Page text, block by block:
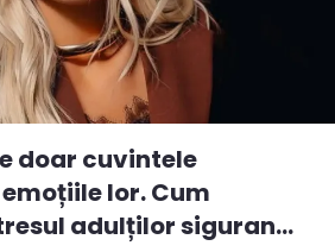
doar cuvintele
lor. Cum
adulților siguran...